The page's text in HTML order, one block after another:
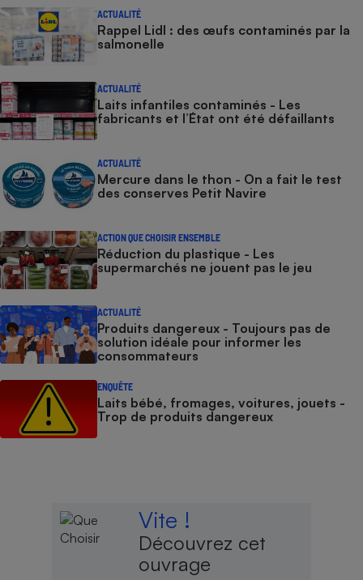
ACTUALITÉ
Rappel Lidl : des œufs contaminés par la
salmonelle
ACTUALITÉ
Laits infantiles contaminés - Les
fabricants et l’État ont été défaillants
ACTUALITÉ
Mercure dans le thon - On a fait le test
des conserves Petit Navire
ACTION QUE CHOISIR ENSEMBLE
Réduction du plastique - Les
supermarchés ne jouent pas le jeu
ACTUALITÉ
Produits dangereux - Toujours pas de
solution idéale pour informer les
consommateurs
ENQUÊTE
Laits bébé, fromages, voitures, jouets -
Trop de produits dangereux
Vite !
Découvrez cet
ouvrage